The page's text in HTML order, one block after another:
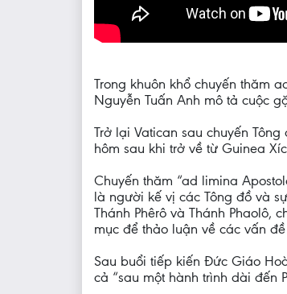
Trong khuôn khổ chuyến thăm
Nguyễn Tuấn Anh mô tả cuộc
Trở lại Vatican sau chuyến
hôm sau khi trở về từ Guinea
Chuyến thăm “ad limina
là người kế vị các Tông đồ và
Thánh Phêrô và Thánh
mục để thảo luận về các vấn
Sau buổi tiếp kiến Đức Giáo
cả “sau một hành trình dài đến